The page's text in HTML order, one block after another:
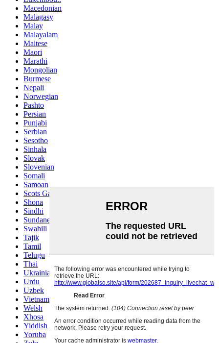
Macedonian
Malagasy
Malay
Malayalam
Maltese
Maori
Marathi
Mongolian
Burmese
Nepali
Norwegian
Pashto
Persian
Punjabi
Serbian
Sesotho
Sinhala
Slovak
Slovenian
Somali
Samoan
Scots Gaelic
Shona
Sindhi
Sundanese
Swahili
Tajik
Tamil
Telugu
Thai
Ukrainian
Urdu
Uzbek
Vietnamese
Welsh
Xhosa
Yiddish
Yoruba